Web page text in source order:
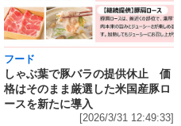
フード
しゃぶ葉で豚バラの提供休止 価
格はそのまま厳選した米国産豚ロ
ースを新たに導入
[2026/3/31 12:49:33]